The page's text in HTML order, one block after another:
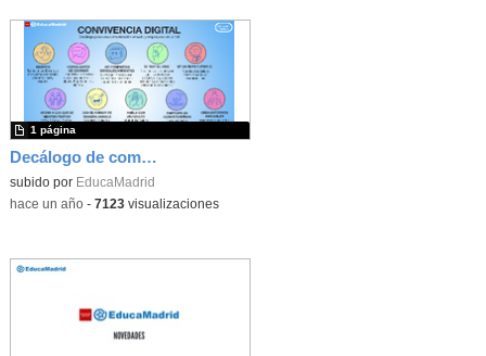
Decálogo de comunicación en línea para alumnos de Educación Primaria
subido por EducaMadrid
1 página
-hace un año- 7123visualizaciones